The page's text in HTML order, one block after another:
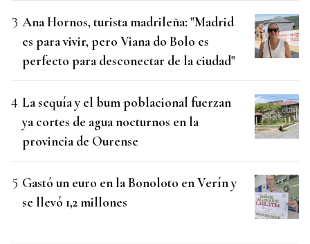
Ana Hornos, turista madrileña: "Madrid
es para vivir, pero Viana do Bolo es
perfecto para desconectar de la ciudad"
La sequía y el bum poblacional fuerzan
ya cortes de agua nocturnos en la
provincia de Ourense
Gastó un euro en la Bonoloto en Verín y
se llevó 1,2 millones